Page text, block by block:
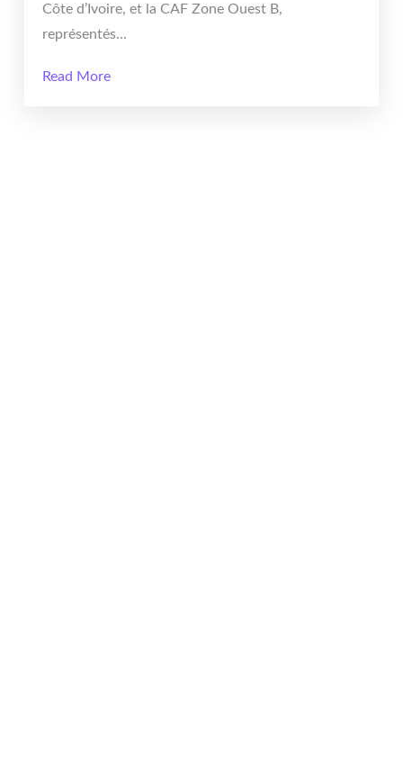
Côte d’Ivoire, et la CAF Zone Ouest B,
représentés...
Read More